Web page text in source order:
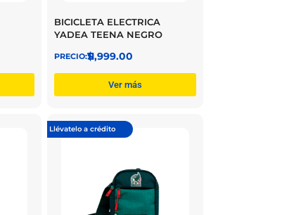
BICICLETA ELECTRICA
YADEA TEENA NEGRO
$
11,999.00
Ver más
Llévatelo a crédito